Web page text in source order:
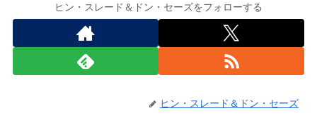
ヒン・スレード＆ドン・セーズをフォローする
ヒン・スレード＆ドン・セーズ